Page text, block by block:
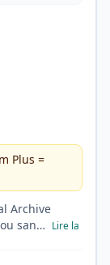
Plus =
Archive
san… Lire la